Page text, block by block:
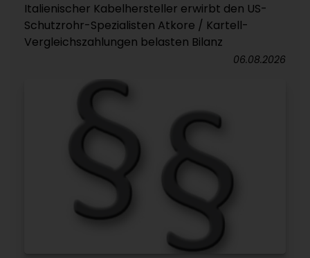
Italienischer Kabelhersteller erwirbt den US-
Schutzrohr-Spezialisten Atkore / Kartell-
Vergleichszahlungen belasten Bilanz
06.08.2026